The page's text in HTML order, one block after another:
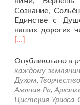
Сознание,
Единстве с
наших дорогих
[…]
Опубликовано в
каждому
Духом,
Амония-Ра,
Цистерия-